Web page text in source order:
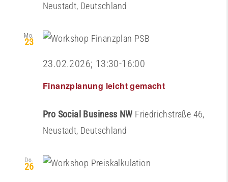
Neustadt, Deutschland
Mo.
23
Finanzplanung leicht gemacht
23.02.2026; 13:30-16:00
Pro Social Business NW Friedrichstraße 46,
Neustadt, Deutschland
Do.
26